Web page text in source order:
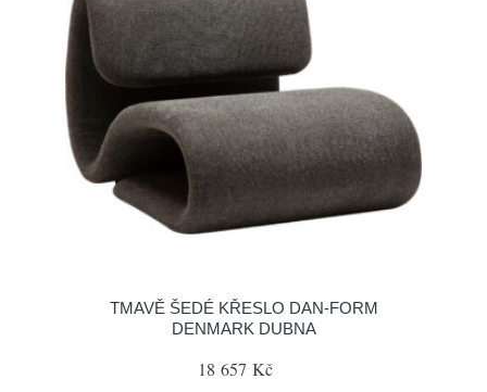
TMAVĚ ŠEDÉ KŘESLO DAN-FORM
DENMARK DUBNA
18 657 Kč